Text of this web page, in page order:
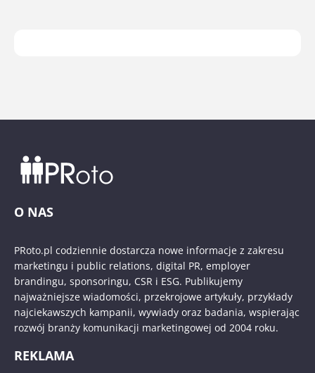
O NAS
PRoto.pl codziennie dostarcza nowe informacje z zakresu
marketingu i public relations, digital PR, employer
brandingu, sponsoringu, CSR i ESG. Publikujemy
najważniejsze wiadomości, przekrojowe artykuły, przykłady
najciekawszych kampanii, wywiady oraz badania, wspierając
rozwój branży komunikacji marketingowej od 2004 roku.
REKLAMA